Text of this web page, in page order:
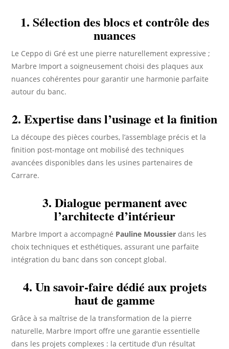
1. Sélection des blocs et contrôle des
nuances
Le Ceppo di Gré est une pierre naturellement expressive ;
Marbre Import a soigneusement choisi des plaques aux
nuances cohérentes pour garantir une harmonie parfaite
autour du banc.
2. Expertise dans l’usinage et la finition
La découpe des pièces courbes, l’assemblage précis et la
finition post-montage ont mobilisé des techniques
avancées disponibles dans les usines partenaires de
Carrare.
3. Dialogue permanent avec
l’architecte d’intérieur
Marbre Import a accompagné Pauline Moussier dans les
choix techniques et esthétiques, assurant une parfaite
intégration du banc dans son concept global.
4. Un savoir-faire dédié aux projets
haut de gamme
Grâce à sa maîtrise de la transformation de la pierre
naturelle, Marbre Import offre une garantie essentielle
dans les projets complexes : la certitude d’un résultat